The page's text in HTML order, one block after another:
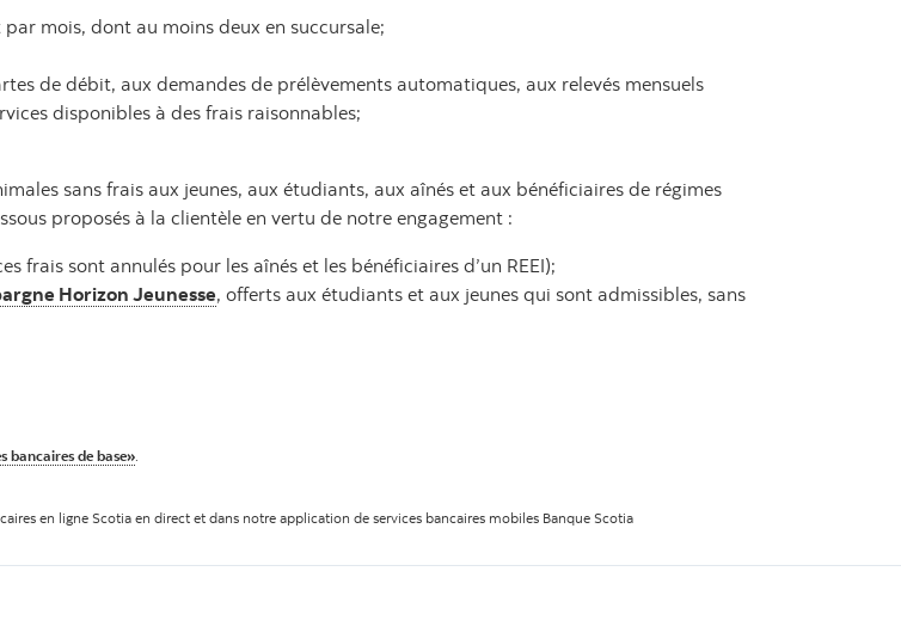
mois, dont au moins deux en succursale;
de débit, aux demandes de prélèvements automatiques, aux relevés mensuels
disponibles à des frais raisonnables;
sans frais aux jeunes, aux étudiants, aux aînés et aux bénéficiaires de régimes
proposés à la clientèle en vertu de notre engagement :
frais sont annulés pour les aînés et les bénéficiaires d’un REEI);
Horizon Jeunesse, offerts aux étudiants et aux jeunes qui sont admissibles, sans
bancaires de base».
en ligne Scotia en direct et dans notre application de services bancaires mobiles Banque Scotia